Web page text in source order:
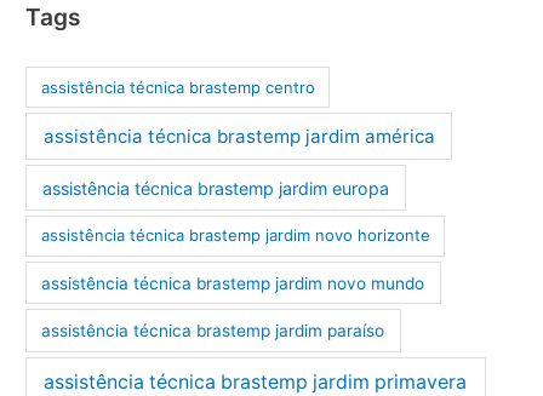
Tags
assistência técnica brastemp centro
assistência técnica brastemp jardim américa
assistência técnica brastemp jardim europa
assistência técnica brastemp jardim novo horizonte
assistência técnica brastemp jardim novo mundo
assistência técnica brastemp jardim paraíso
assistência técnica brastemp jardim primavera